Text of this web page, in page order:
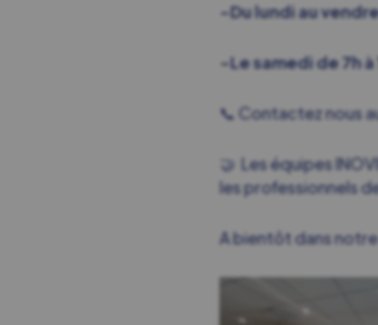
-Du lundi au
-Le samedi de 7h à
📞 Contactez nous
🤝 Les équipes
les professionnels
A bientôt dans